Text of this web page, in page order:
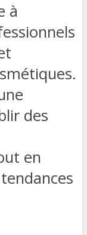
à
des
en